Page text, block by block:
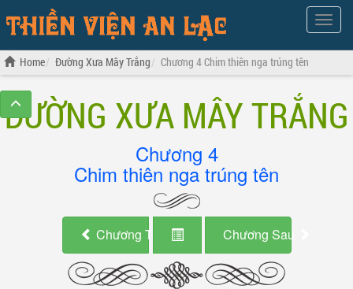
Show
Menu
Home Đường Xưa Mây Trắng Chương 4 Chim thiên nga trúng tên
ĐƯỜNG XƯA MÂY TRẮNG
Chương 4
Chim thiên nga trúng tên
Chương Trước Chương Sau